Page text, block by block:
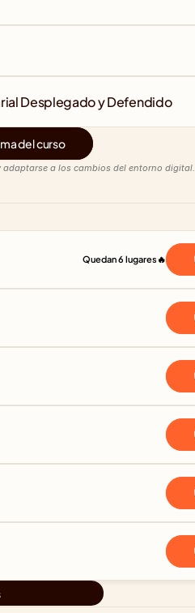
Desplegado y Defendido
del curso
a los cambios del entorno digital.
Quedan 6 lugares🔥